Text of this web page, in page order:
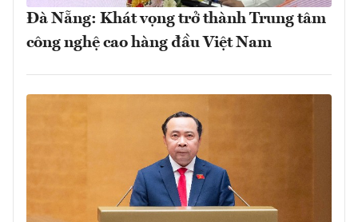
Đà Nẵng: Khát vọng trở thành Trung tâm
công nghệ cao hàng đầu Việt Nam